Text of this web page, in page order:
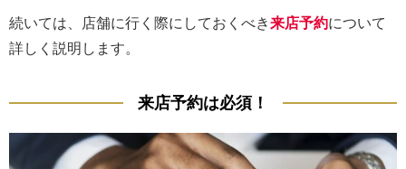
続いては、店舗に行く際にしておくべき来店予約について
詳しく説明します。
来店予約は必須！